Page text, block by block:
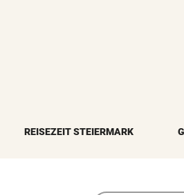
REISEZEIT STEIERMARK